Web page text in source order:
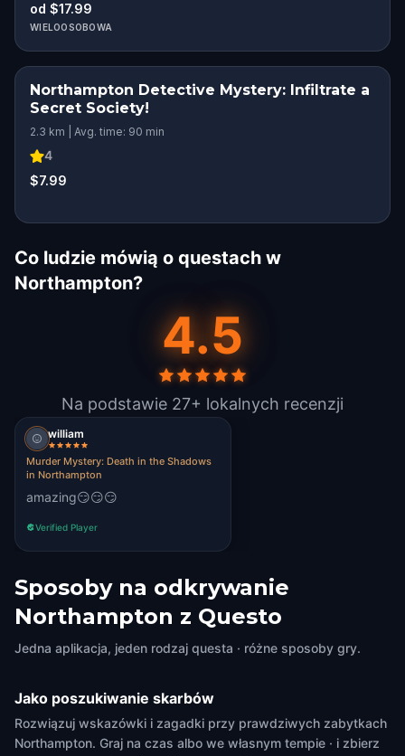
od $17.99
WIELOOSOBOWA
Northampton Detective Mystery: Infiltrate a
Secret Society!
2.3 km | Avg. time: 90 min
4
$7.99
Co ludzie mówią o questach w
Northampton?
4.5
Na podstawie 27+ lokalnych recenzji
william
Murder Mystery: Death in the Shadows
in Northampton
amazing😏😏😏
Verified Player
Sposoby na odkrywanie
Northampton z Questo
Jedna aplikacja, jeden rodzaj questa · różne sposoby gry.
Jako poszukiwanie skarbów
Rozwiązuj wskazówki i zagadki przy prawdziwych zabytkach
Northampton. Graj na czas albo we własnym tempie · i zbierz